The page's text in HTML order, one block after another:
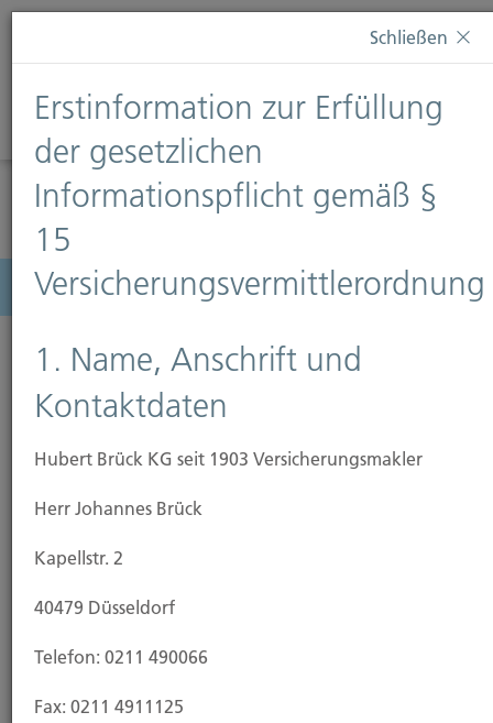
Diese Webseite verwendet Cookies. Wenn Sie weiterhin
Informationen finden Sie auf unserer SeiteDatenschutz
Diese Nachricht nicht erneut anzeigen
Menü
Pensionsfonds
Schließen
Erstinformation zur Erfüllung
der gesetzlichen
Informationspflicht gemäß §
15
Versicherungsvermittlerordnung
1. Name, Anschrift und
Kontaktdaten
Hubert Brück KG seit 1903 Versicherungsmakler
Herr Johannes Brück
Kapellstr. 2
40479 Düsseldorf
Telefon: 0211 490066
Fax: 0211 4911125